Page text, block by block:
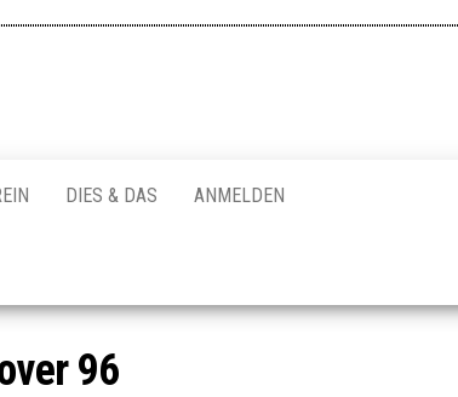
DIES & DAS ANMELDEN
96